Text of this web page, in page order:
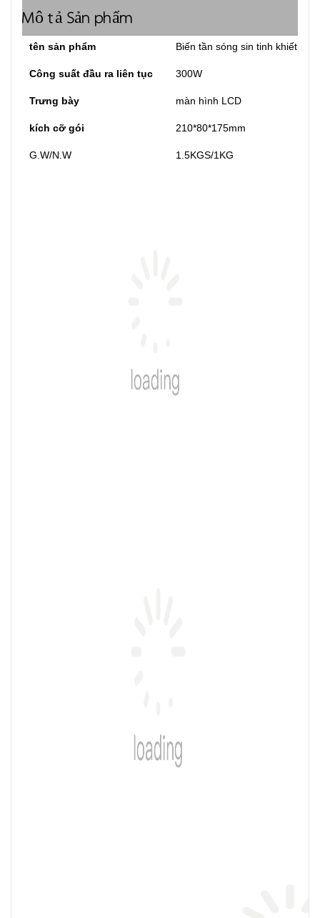
Mô tả Sản phẩm
tên sản phẩm Biến tần sóng sin tinh khiết
Công suất đầu ra liên tục 300W
Trưng bày màn hình LCD
kích cỡ gói 210*80*175mm
G.W/N.W 1.5KGS/1KG